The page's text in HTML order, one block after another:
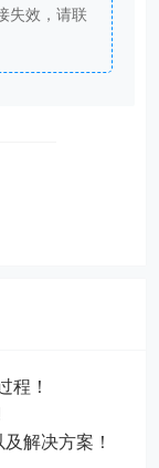
失效，请联
程！
解决方案！